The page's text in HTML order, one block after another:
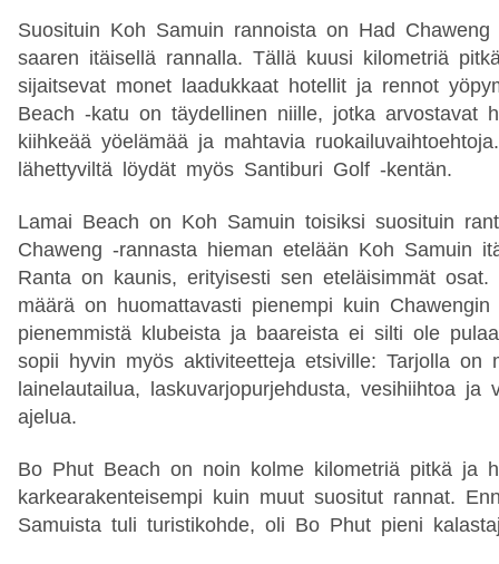
Suosituin Koh Samuin rannoista on Had
saaren itäisellä rannalla. Tällä kuusi kilometriä
sijaitsevat monet laadukkaat hotellit ja rennot
Beach -katu on täydellinen niille, jotka arvostavat
kiihkeää yöelämää ja mahtavia
lähettyviltä löydät myös Santiburi Golf -kentän.
Lamai Beach on Koh Samuin toisiksi suosituin
Chaweng -rannasta hieman etelään Koh Samuin
Ranta on kaunis, erityisesti sen eteläisimmät osat.
määrä on huomattavasti pienempi kuin Chawengin
pienemmistä klubeista ja baareista ei silti ole
sopii hyvin myös aktiviteetteja etsiville: Tarjolla on
lainelautailua, laskuvarjopurjehdusta, vesihiihtoa ja
ajelua.
Bo Phut Beach on noin kolme kilometriä pitkä ja
karkearakenteisempi kuin muut suositut rannat.
Samuista tuli turistikohde, oli Bo Phut pieni